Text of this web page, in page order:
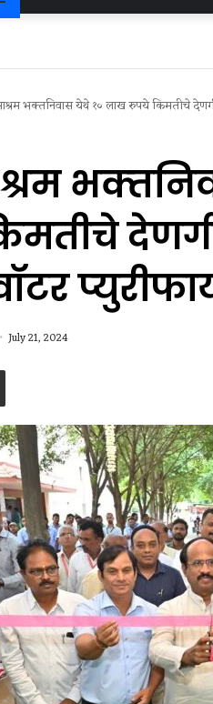
भक्‍तनिवास येथे १० लाख रुपये किमतीचे
July 21, 2024
Share via Email